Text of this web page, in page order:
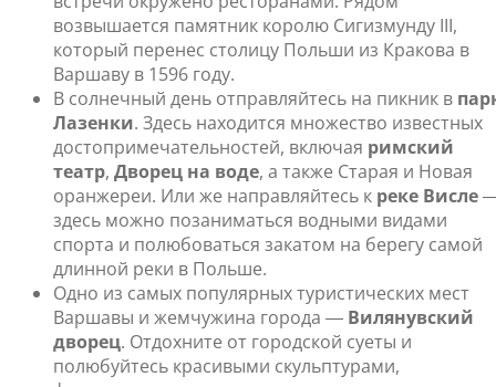
возвышается памятник королю Сигизмунду III,
который перенес столицу Польши из Кракова в
Варшаву в 1596 году.
В солнечный день отправляйтесь на пикник в
Лазенки. Здесь находится множество известных
достопримечательностей, включая римский
театр, Дворец на воде, а также Старая и Новая
оранжереи. Или же направляйтесь к реке Висле
здесь можно позаниматься водными видами
спорта и полюбоваться закатом на берегу самой
длинной реки в Польше.
Одно из самых популярных туристических мест
Варшавы и жемчужина города ― Вилянувский
дворец. Отдохните от городской суеты и
полюбуйтесь красивыми скульптурами,